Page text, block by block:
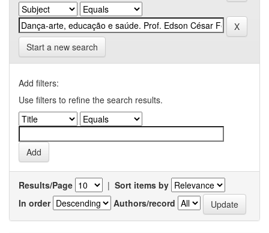
Start a new search
Add filters:
Use filters to refine the search results.
Results/Page | Sort items by
In order
Authors/record